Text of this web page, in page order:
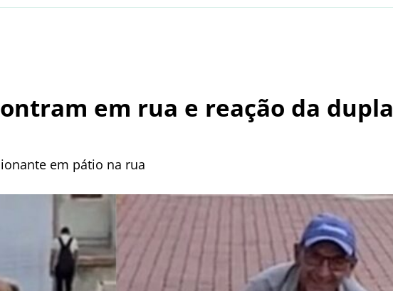
em rua e reação da dupla
em pátio na rua